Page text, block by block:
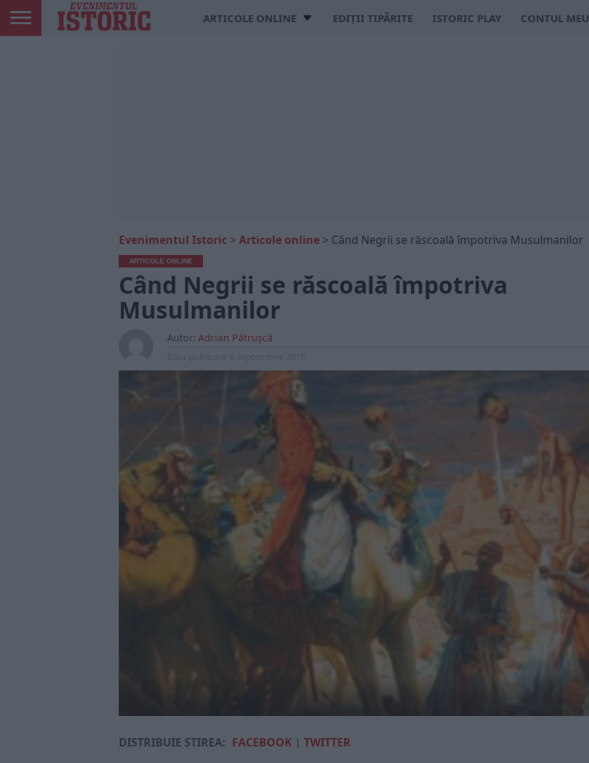
ARTICOLE ONLINE EDIȚII TIPĂRITE ISTORIC PLAY CONTUL MEU
Evenimentul Istoric > Articole online > Când Negrii se răscoală împotriva Musulmanilor
ARTICOLE ONLINE
Când Negrii se răscoală împotriva
Musulmanilor
Autor: Adrian Pătrușcă
DISTRIBUIE ȘTIREA: FACEBOOK | TWITTER